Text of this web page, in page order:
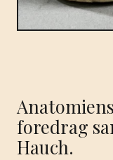
foredrag
Hauch.